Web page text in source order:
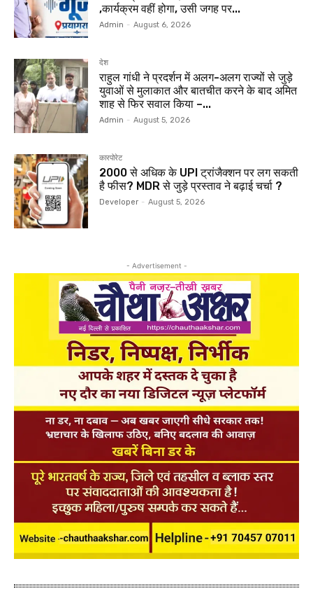
,कार्यक्रम वहीं होगा, उसी जगह पर...
Admin - August 6, 2026
देश
राहुल गांधी ने प्रदर्शन में अलग-अलग राज्यों से जुड़े
युवाओं से मुलाकात और बातचीत करने के बाद अमित
शाह से फिर सवाल किया –...
Admin - August 5, 2026
कारपोरेट
₹2000 से अधिक के UPI ट्रांजैक्शन पर लग सकती
है फीस? MDR से जुड़े प्रस्ताव ने बढ़ाई चर्चा ?
Developer - August 5, 2026
- Advertisement -